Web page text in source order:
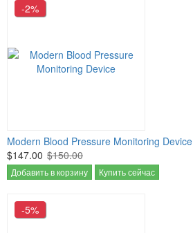
-2%
Modern Blood Pressure Monitoring Device
$147.00 $150.00
Добавить в корзину Купить сейчас
-5%